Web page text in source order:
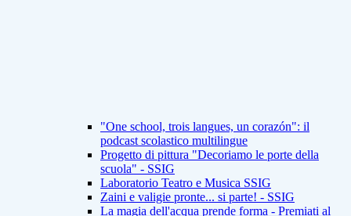
"One school, trois langues, un corazón": il
podcast scolastico multilingue
Progetto di pittura "Decoriamo le porte della
scuola" - SSIG
Laboratorio Teatro e Musica SSIG
Zaini e valigie pronte... si parte! - SSIG
La magia dell'acqua prende forma - Premiati al